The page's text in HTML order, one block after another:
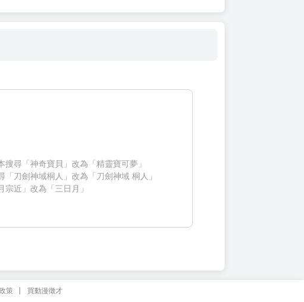
尋「神奇寶貝」改為「精靈寶可夢」
刀劍神域桐人」改為「刀劍神域 桐人」
近」改為「三日月」
策 買動漫徵才